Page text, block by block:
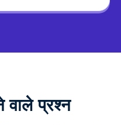
प्रश्न